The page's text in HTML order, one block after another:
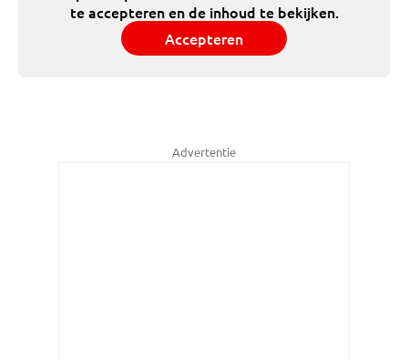
te accepteren en de inhoud te bekijken.
Accepteren
Advertentie